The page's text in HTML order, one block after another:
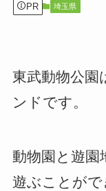
PR 埼玉県
東武動物公園
ンドです。
動物園と遊園
遊ぶことがで